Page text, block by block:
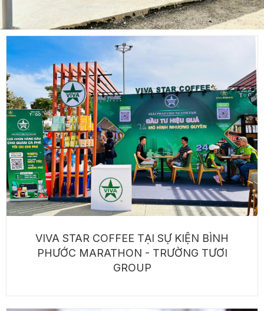
VIVA STAR COFFEE TẠI SỰ KIỆN BÌNH
PHƯỚC MARATHON - TRƯỜNG TƯƠI
GROUP